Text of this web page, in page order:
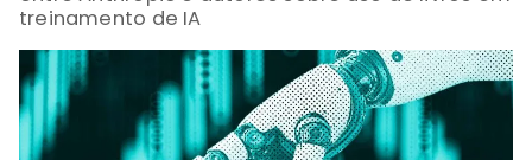
treinamento de IA